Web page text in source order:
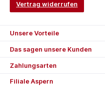
Vertrag widerrufen
Unsere Vorteile
Das sagen unsere Kunden
Zahlungsarten
Filiale Aspern